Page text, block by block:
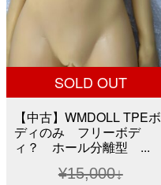
す。
SOLD OUT
【中古】WMDOLL TPEボ
ディのみ フリーボデ
ィ？ ホール分離型 ...
¥15,000